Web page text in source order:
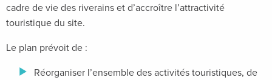
cadre de vie des riverains et d’accroître l’attractivité
touristique du site.
Le plan prévoit de :
Réorganiser l’ensemble des activités touristiques, de